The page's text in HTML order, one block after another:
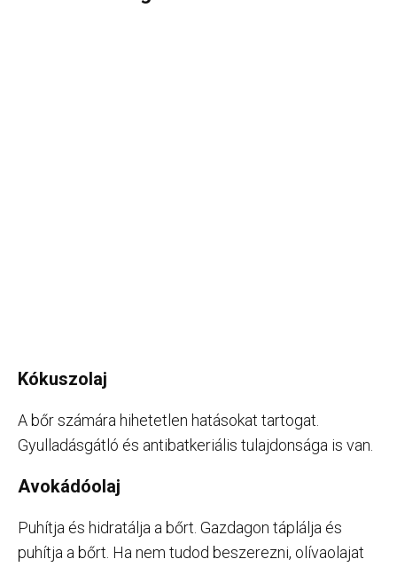
Kókuszolaj
A bőr számára hihetetlen hatásokat tartogat.
Gyulladásgátló és antibatkeriális tulajdonsága is van.
Avokádóolaj
Puhítja és hidratálja a bőrt. Gazdagon táplálja és
puhítja a bőrt. Ha nem tudod beszerezni, olívaolajat